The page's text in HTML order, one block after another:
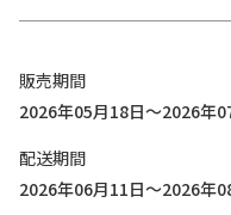
販売期間
2026年05月18日～2026年
配送期間
2026年06月11日～2026年